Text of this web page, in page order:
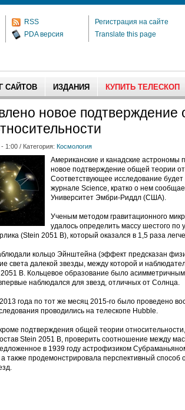
RSS
PDA версия
Регистрация на сайте
Translate this page
САЙТОВ ИЗДАНИЯ КУПИТЬ ТЕЛЕСКОП
новое подтверждение
1:00 / Категория: Космология
Американские и канадские астрономы
новое подтверждение общей теории
Соответствующее исследование будет
журнале Science, кратко о нем
Университет Эмбри-Риддл (США).
Ученым методом гравитационного
удалось определить массу шестого по
(Stein 2051 B), который оказался в 1,5 раза
кольцо Эйнштейна (эффект предсказан
света далекой звезды, между которой и
B. Кольцевое образование было
наблюдался для звезд, отличных от Солнца.
2013 года по тот же месяц 2015-го было проведено
проводились на телескопе Hubble.
подтверждения общей теории
Stein 2051 B, проверить соотношение между
в 1939 году астрофизиком
также продемонстрировала перспективный способ